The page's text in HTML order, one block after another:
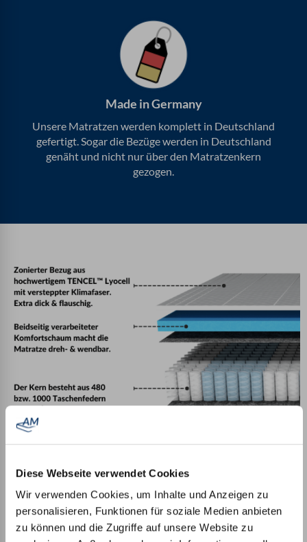
Diese Webseite verwendet Cookies
Wir verwenden Cookies, um Inhalte und Anzeigen zu
personalisieren, Funktionen für soziale Medien anbieten
zu können und die Zugriffe auf unsere Website zu
Made in Germany
Unsere Matratzen werden komplett in Deutschland
gefertigt. Sogar die Bezüge werden in Deutschland
genäht und nicht nur über den Matratzenkern
gezogen.
Versand & Rückgabe im Rahmen des Probeschlafens
100 Nächte Probeschlafen – Wenn Sie nicht zufrieden sind,